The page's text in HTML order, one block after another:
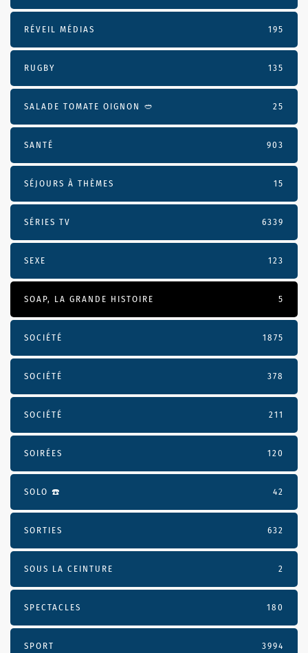
RÉVEIL MÉDIAS 195
RUGBY 135
SALADE TOMATE OIGNON 🥙 25
SANTÉ 903
SÉJOURS À THÈMES 15
SÉRIES TV 6339
SEXE 123
SOAP, LA GRANDE HISTOIRE 5
SOCIÉTÉ 1875
SOCIÉTÉ 378
SOCIÉTÉ 211
SOIRÉES 120
SOLO ☎️ 42
SORTIES 632
SOUS LA CEINTURE 2
SPECTACLES 180
SPORT 3994